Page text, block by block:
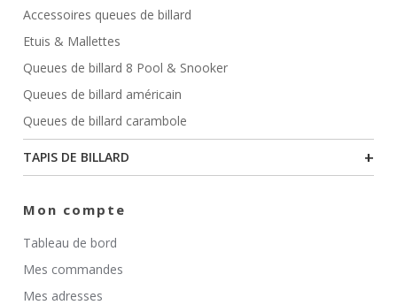
Accessoires queues de billard
Etuis & Mallettes
Queues de billard 8 Pool & Snooker
Queues de billard américain
Queues de billard carambole
TAPIS DE BILLARD +
Mon compte
Tableau de bord
Mes commandes
Mes adresses